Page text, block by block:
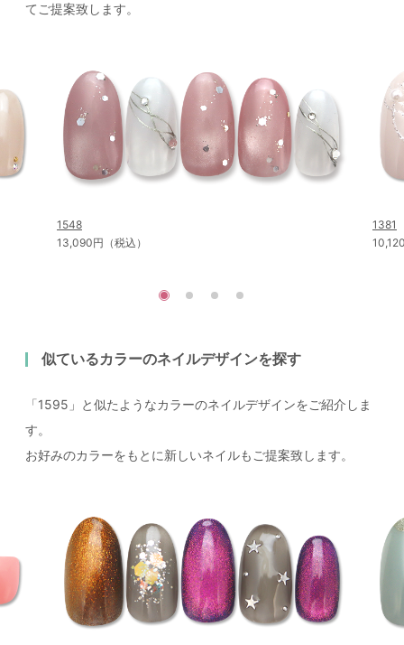
てご提案致します。
1548
13,090円（税込）
1381
似ているカラーのネイルデザインを探す
「1595」と似たようなカラーのネイルデザインをご紹介しま
す。
お好みのカラーをもとに新しいネイルもご提案致します。